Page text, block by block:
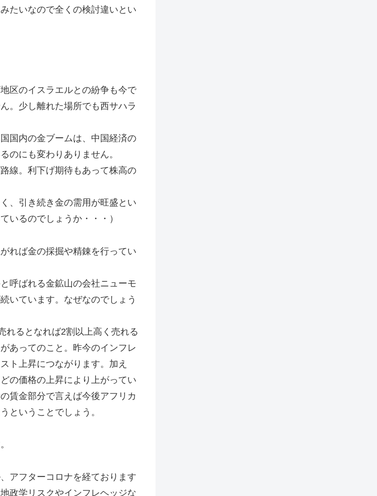
たいなので全くの検討違いとい
区のイスラエルとの紛争も今で
。少し離れた場所でも西サハラ
国内の金ブームは、中国経済の
のにも変わりありません。
線。利下げ期待もあって株高の
、引き続き金の需用が旺盛とい
いるのでしょうか・・・）
れば金の採掘や精錬を行ってい
呼ばれる金鉱山の会社ニューモ
いています。なぜなのでしょう
れるとなれば2割以上高く売れる
あってのこと。昨今のインフレ
ト上昇につながります。加え
の価格の上昇により上がってい
賃金部分で言えば今後アフリカ
ということでしょう。
アフターコロナを経ております
政学リスクやインフレヘッジな